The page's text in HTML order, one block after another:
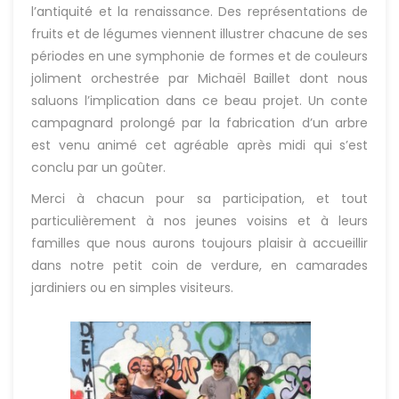
l’antiquité et la renaissance. Des représentations de
fruits et de légumes viennent illustrer chacune de ses
périodes en une symphonie de formes et de couleurs
joliment orchestrée par Michaël Baillet dont nous
saluons l’implication dans ce beau projet. Un conte
campagnard prolongé par la fabrication d’un arbre
est venu animé cet agréable après midi qui s’est
conclu par un goûter.
Merci à chacun pour sa participation, et tout
particulièrement à nos jeunes voisins et à leurs
familles que nous aurons toujours plaisir à accueillir
dans notre petit coin de verdure, en camarades
jardiniers ou en simples visiteurs.